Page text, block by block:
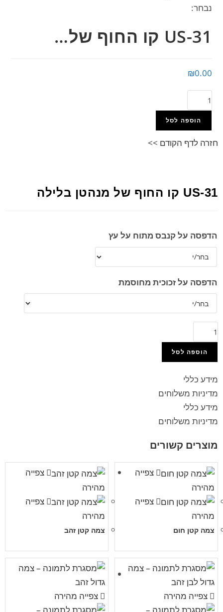
נבחר:
US-31 קו החוף של…
₪0.00
הוספה לסל
חזרה לדף הקודם >>
US-31 קו החוף של מנהטן בלילה
הדפסה על קנבס מתוח על עץ
הדפסה על זכוכית מחוסמת
הוספה לסל
מידע כללי
מדיניות משלוחים
מידע כללי
מדיניות משלוחים
מוצרים קשורים
צפייה
מהירה
צפייה
מהירה
צמה קטן חום
צפייה
מהירה
צפייה
מהירה
צמה קטן זהב
צפייה מהירה צפייה מהירה